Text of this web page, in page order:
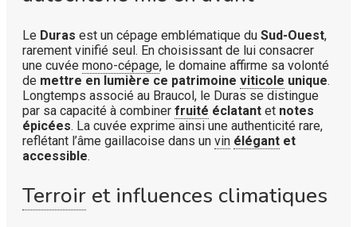
Le Duras est un cépage emblématique du Sud-Ouest,
rarement vinifié seul. En choisissant de lui consacrer
une cuvée mono-cépage, le domaine affirme sa volonté
de mettre en lumière ce patrimoine viticole unique.
Longtemps associé au Braucol, le Duras se distingue
par sa capacité à combiner fruité éclatant et notes
épicées. La cuvée exprime ainsi une authenticité rare,
reflétant l’âme gaillacoise dans un vin élégant et
accessible.
Terroir et influences climatiques